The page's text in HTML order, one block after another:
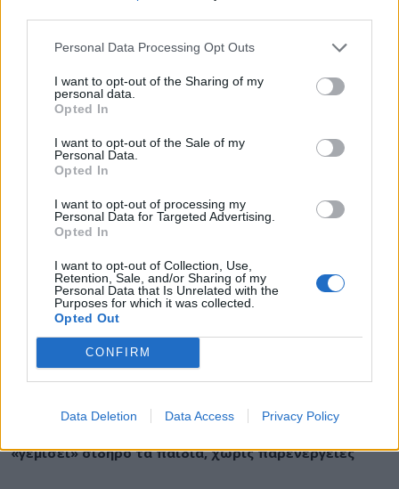
Personal Data Processing Opt Outs
I want to opt-out of the Sharing of my
personal data.
Opted In
I want to opt-out of the Sale of my
Personal Data.
Opted In
I want to opt-out of processing my
Personal Data for Targeted Advertising.
Opted In
I want to opt-out of Collection, Use,
Retention, Sale, and/or Sharing of my
Personal Data that Is Unrelated with the
Purposes for which it was collected.
Opted Out
CONFIRM
Data Deletion Data Access Privacy Policy
07 Αυγούστου 2026
Καύσωνας: Οι κίνδυνοι για όσους κάνουν θεραπεία
για διαβήτη και παχυσαρκία
ΕΙΔΗΣΕΙΣ 07 Αυγούστου 2026
ΙΣΑ: «Καμπανάκι» για τον ιό του Δυτικού Νείλου στην
Αττική – Τι ζητά από τις Αρχές
07 Αυγούστου 2026
«γεμίσει» σίδηρο τα παιδιά, χωρίς παρενέργειες